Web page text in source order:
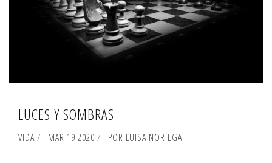
LUCES Y SOMBRAS
VIDA MAR 19 2020 POR LUISA NORIEGA